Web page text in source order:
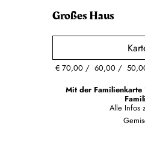
Großes Haus
€ 70,00 60,00
Mit der
Alle Infos